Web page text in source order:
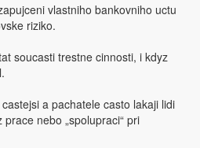
vlastniho bankovniho uctu
riziko.
soucasti trestne cinnosti, i kdyz
a pachatele casto lakaji lidi
nebo „spolupraci“ pri